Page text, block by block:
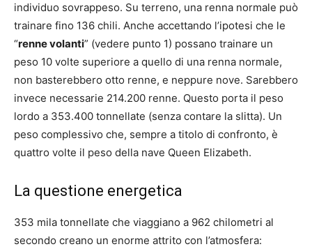
individuo sovrappeso. Su terreno, una renna normale può
trainare fino 136 chili. Anche accettando l’ipotesi che le
“renne volanti” (vedere punto 1) possano trainare un
peso 10 volte superiore a quello di una renna normale,
non basterebbero otto renne, e neppure nove. Sarebbero
invece necessarie 214.200 renne. Questo porta il peso
lordo a 353.400 tonnellate (senza contare la slitta). Un
peso complessivo che, sempre a titolo di confronto, è
quattro volte il peso della nave Queen Elizabeth.
La questione energetica
353 mila tonnellate che viaggiano a 962 chilometri al
secondo creano un enorme attrito con l’atmosfera: